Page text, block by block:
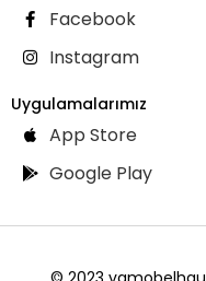
Facebook
Instagram
Uygulamalarımız
App Store
Google Play